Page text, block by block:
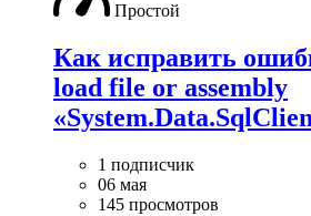
Простой
Как исправить
load file or assembly
1 подписчик
06 мая
145 просмотров